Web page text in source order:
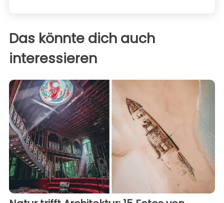
Das könnte dich auch
interessieren